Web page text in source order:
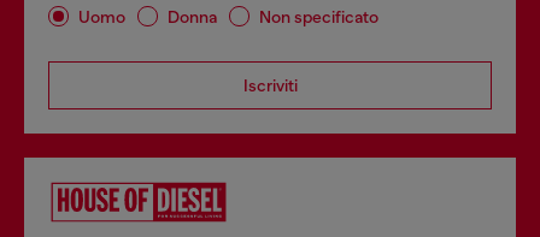
Uomo Donna Non specificato
Iscriviti